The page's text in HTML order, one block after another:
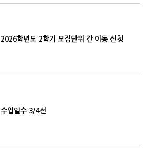
2026학년도 2학기 모집단위 간 이동 신청
수업일수 3/4선